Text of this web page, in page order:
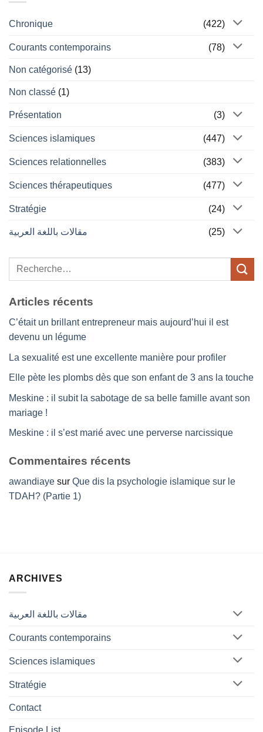
Chronique (422)
Courants contemporains (78)
Non catégorisé (13)
Non classé (1)
Présentation (3)
Sciences islamiques (447)
Sciences relationnelles (383)
Sciences thérapeutiques (477)
Stratégie (24)
مقالات باللغة العربية (25)
Articles récents
C’était un brillant entrepreneur mais aujourd’hui il est
devenu un légume
La sexualité est une excellente manière pour profiler
Elle pète les plombs dès que son enfant de 3 ans la touche
Meskine : il subit la sabotage de sa belle famille avant son
mariage !
Meskine : il s’est marié avec une perverse narcissique
Commentaires récents
awandiaye sur Que dis la psychologie islamique sur le
TDAH? (Partie 1)
ARCHIVES
مقالات باللغة العربية
Courants contemporains
Sciences islamiques
Stratégie
Contact
Episode List